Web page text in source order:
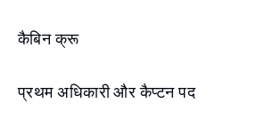
कैबिन क्रू
प्रथम अधिकारी और कैप्टन पद